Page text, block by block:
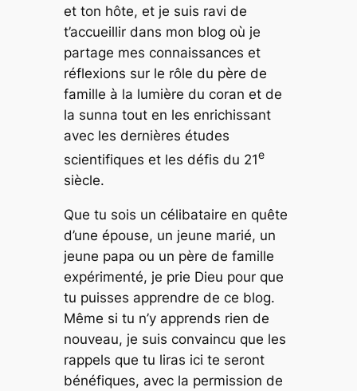
et ton hôte, et je suis ravi de
t’accueillir dans mon blog où je
partage mes connaissances et
réflexions sur le rôle du père de
famille à la lumière du coran et de
la sunna tout en les enrichissant
avec les dernières études
scientifiques et les défis du 21e
siècle.
Que tu sois un célibataire en quête
d’une épouse, un jeune marié, un
jeune papa ou un père de famille
expérimenté, je prie Dieu pour que
tu puisses apprendre de ce blog.
Même si tu n’y apprends rien de
nouveau, je suis convaincu que les
rappels que tu liras ici te seront
bénéfiques, avec la permission de